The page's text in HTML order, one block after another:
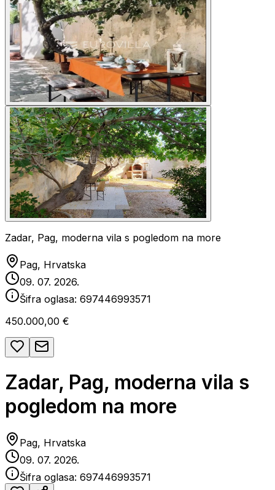
Zadar, Pag, moderna vila s pogledom na more
Pag, Hrvatska
09. 07. 2026.
Šifra oglasa: 697446993571
450.000,00 €
Zadar, Pag, moderna vila s
pogledom na more
Pag, Hrvatska
09. 07. 2026.
Šifra oglasa: 697446993571